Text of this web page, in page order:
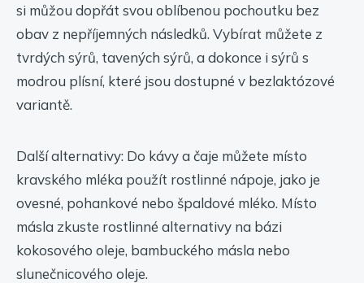
si můžou dopřát svou oblíbenou pochoutku bez
obav z nepříjemných následků. Vybírat můžete z
tvrdých sýrů, tavených sýrů, a dokonce i sýrů s
modrou plísní, které jsou dostupné v bezlaktózové
variantě.
Další alternativy: Do kávy a čaje můžete místo
kravského mléka použít rostlinné nápoje, jako je
ovesné, pohankové nebo špaldové mléko. Místo
másla zkuste rostlinné alternativy na bázi
kokosového oleje, bambuckého másla nebo
slunečnicového oleje.